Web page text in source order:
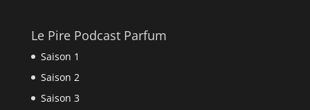
Le Pire Podcast Parfum
Saison 1
Saison 2
Saison 3